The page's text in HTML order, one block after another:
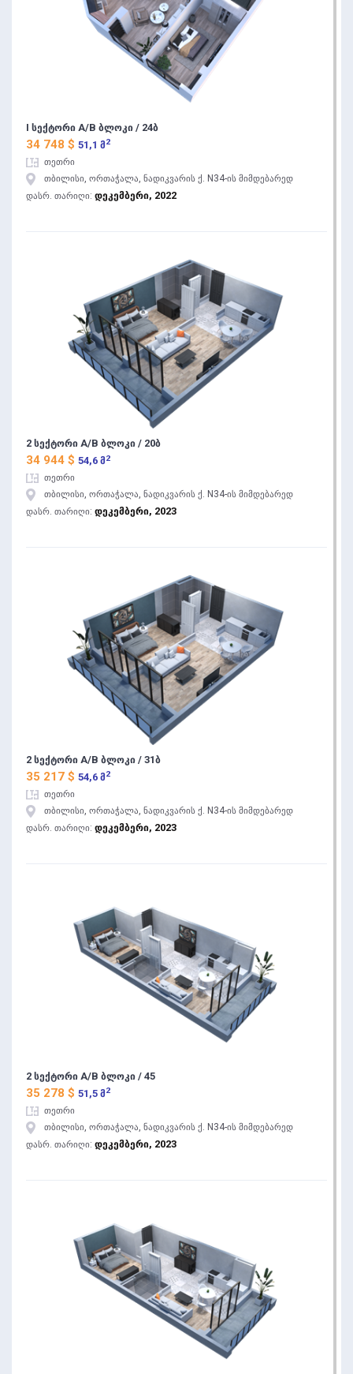
I სექტორი A/B ბლოკი / 24ბ
34 748 $ 51,1 მ 2
თეთრი
თბილისი, ორთაჭალა, ნადიკვარის ქ. N34-ის მიმდებარედ
დასრ. თარიღი: დეკემბერი, 2022
2 სექტორი A/B ბლოკი / 20ბ
34 944 $ 54,6 მ 2
თეთრი
თბილისი, ორთაჭალა, ნადიკვარის ქ. N34-ის მიმდებარედ
დასრ. თარიღი: დეკემბერი, 2023
2 სექტორი A/B ბლოკი / 31ბ
35 217 $ 54,6 მ 2
თეთრი
თბილისი, ორთაჭალა, ნადიკვარის ქ. N34-ის მიმდებარედ
დასრ. თარიღი: დეკემბერი, 2023
2 სექტორი A/B ბლოკი / 45
35 278 $ 51,5 მ 2
თეთრი
თბილისი, ორთაჭალა, ნადიკვარის ქ. N34-ის მიმდებარედ
დასრ. თარიღი: დეკემბერი, 2023